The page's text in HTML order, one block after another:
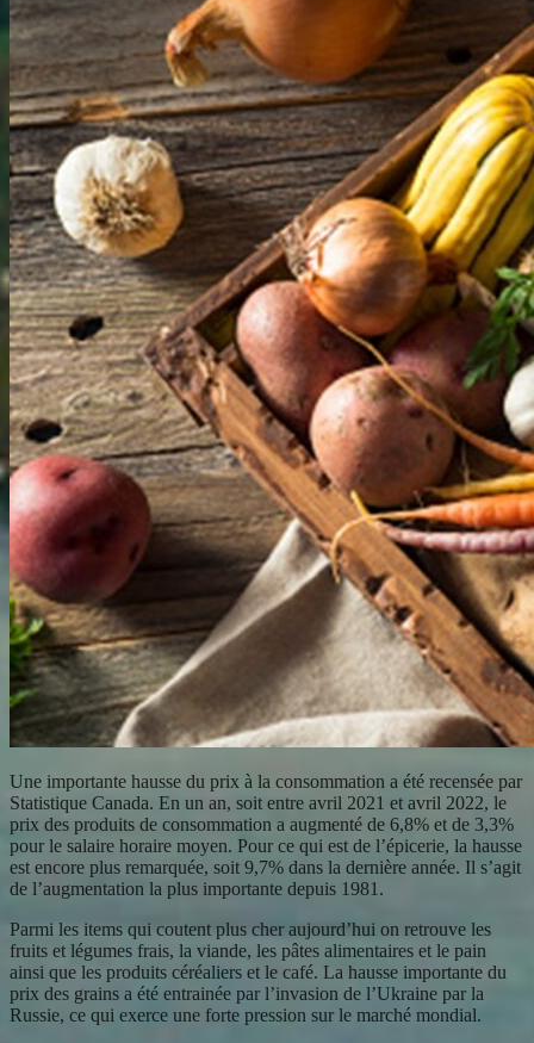
Une importante hausse du prix à la consommation a été recensée par
Statistique Canada. En un an, soit entre avril 2021 et avril 2022, le
prix des produits de consommation a augmenté de 6,8% et de 3,3%
pour le salaire horaire moyen. Pour ce qui est de l’épicerie, la hausse
est encore plus remarquée, soit 9,7% dans la dernière année. Il s’agit
de l’augmentation la plus importante depuis 1981.
Parmi les items qui coutent plus cher aujourd’hui on retrouve les
fruits et légumes frais, la viande, les pâtes alimentaires et le pain
ainsi que les produits céréaliers et le café. La hausse importante du
prix des grains a été entrainée par l’invasion de l’Ukraine par la
Russie, ce qui exerce une forte pression sur le marché mondial.